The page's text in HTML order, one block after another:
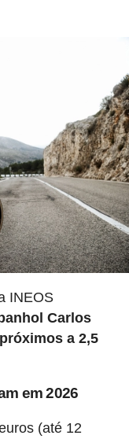
INEOS
Carlos
próximos a 2,5
em 2026
(até 12